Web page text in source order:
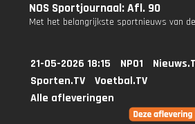
NOS Sportjournaal: Afl. 90
Met het belangrijkste sportnieuws van
21-05-2026 18:15 NPO1
Sporten.TV
Voetbal.TV
Alle afleveringen